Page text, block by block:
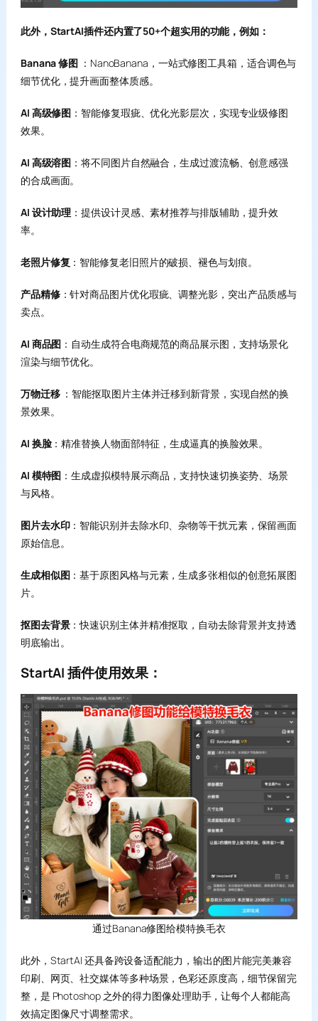
此外，StartAI插件还内置了50+个超实用的功能，例如：
Banana 修图 ：NanoBanana，一站式修图工具箱，适合调色与
细节优化，提升画面整体质感。
AI 高级修图 ：智能修复瑕疵、优化光影层次，实现专业级修图
效果。
AI 高级溶图 ：将不同图片自然融合，生成过渡流畅、创意感强
的合成画面。
AI 设计助理 ：提供设计灵感、素材推荐与排版辅助，提升效
率。
老照片修复 ：智能修复老旧照片的破损、褪色与划痕。
产品精修：针对商品图片优化瑕疵、调整光影，突出产品质感与
卖点。
AI 商品图 ：自动生成符合电商规范的商品展示图，支持场景化
渲染与细节优化。
万物迁移 ：智能抠取图片主体并迁移到新背景，实现自然的换
景效果。
AI 换脸：精准替换人物面部特征，生成逼真的换脸效果。
AI 模特图 ：生成虚拟模特展示商品，支持快速切换姿势、场景
与风格。
图片去水印：智能识别并去除水印、杂物等干扰元素，保留画面
原始信息。
生成相似图：基于原图风格与元素，生成多张相似的创意拓展图
片。
抠图去背景：快速识别主体并精准抠取，自动去除背景并支持透
明底输出。
StartAI 插件使用效果：
通过Banana修图给模特换毛衣
此外，StartAI 还具备跨设备适配能力，输出的图片能完美兼容
印刷、网页、社交媒体等多种场景，色彩还原度高，细节保留完
整，是 Photoshop 之外的得力图像处理助手，让每个人都能高
效搞定图像尺寸调整需求。